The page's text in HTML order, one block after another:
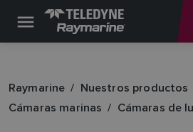
Raymarine
Nuestros productos
Cámaras marinas
Cámaras de